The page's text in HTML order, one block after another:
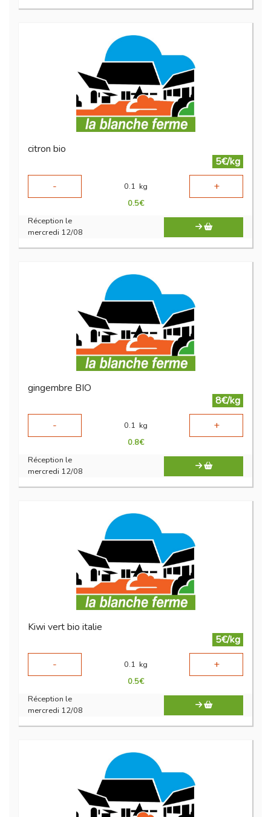
citron bio
5€/kg
-
0.1 kg +
0.5€
Réception le
mercredi 12/08
gingembre BIO
8€/kg
-
0.1 kg +
0.8€
Réception le
mercredi 12/08
Kiwi vert bio italie
5€/kg
-
0.1 kg +
0.5€
Réception le
mercredi 12/08